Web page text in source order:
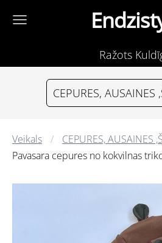
Ražots
CEPURES, AUSAINES
Veikals
CEPURES, AUSAINES
Pavasara cepures no kokvilnas